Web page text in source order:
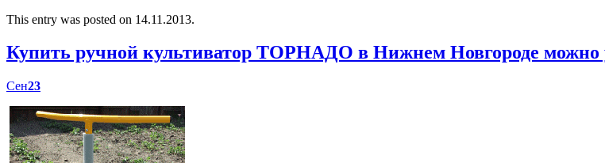
This entry was posted on 14.11.2013.
Купить ручной культиватор ТОРНАДО в Нижнем Новгороде можно
Сен23